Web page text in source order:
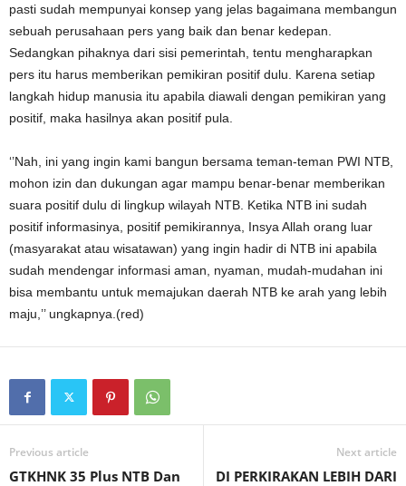
pasti sudah mempunyai konsep yang jelas bagaimana membangun
sebuah perusahaan pers yang baik dan benar kedepan.
Sedangkan pihaknya dari sisi pemerintah, tentu mengharapkan
pers itu harus memberikan pemikiran positif dulu. Karena setiap
langkah hidup manusia itu apabila diawali dengan pemikiran yang
positif, maka hasilnya akan positif pula.
‘’Nah, ini yang ingin kami bangun bersama teman-teman PWI NTB,
mohon izin dan dukungan agar mampu benar-benar memberikan
suara positif dulu di lingkup wilayah NTB. Ketika NTB ini sudah
positif informasinya, positif pemikirannya, Insya Allah orang luar
(masyarakat atau wisatawan) yang ingin hadir di NTB ini apabila
sudah mendengar informasi aman, nyaman, mudah-mudahan ini
bisa membantu untuk memajukan daerah NTB ke arah yang lebih
maju,’’ ungkapnya.(red)
Previous article
GTKHNK 35 Plus NTB Dan
Next article
DI PERKIRAKAN LEBIH DARI